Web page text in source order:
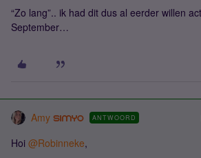
“Zo lang”.. ik had dit dus al eerder willen
September…
Amy ANTWOORD
Hoi @Robinneke,